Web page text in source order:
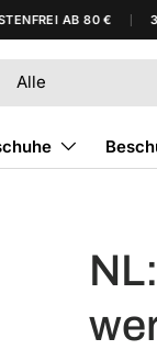
AB 80 € 30
Alle